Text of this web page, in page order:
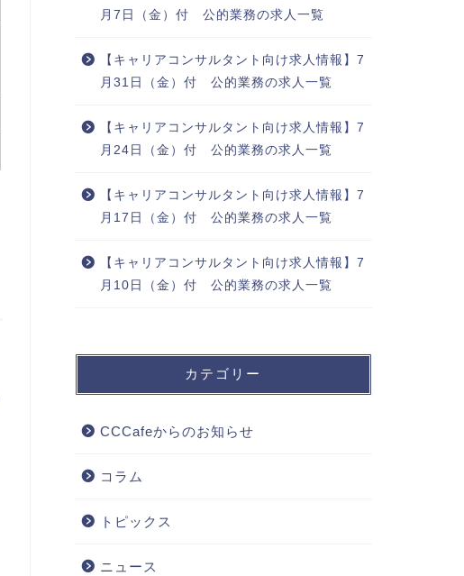
月7日（金）付 公的業務の求人一覧
【キャリアコンサルタント向け求人情報】7
月31日（金）付 公的業務の求人一覧
【キャリアコンサルタント向け求人情報】7
月24日（金）付 公的業務の求人一覧
【キャリアコンサルタント向け求人情報】7
月17日（金）付 公的業務の求人一覧
【キャリアコンサルタント向け求人情報】7
月10日（金）付 公的業務の求人一覧
カテゴリー
CCCafeからのお知らせ
コラム
トピックス
ニュース